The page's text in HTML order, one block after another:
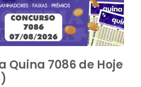
Quina 7086 de Hoje